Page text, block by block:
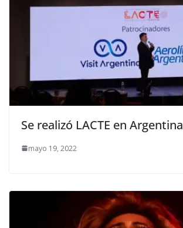
Se realizó LACTE en Argentina
mayo 19, 2022